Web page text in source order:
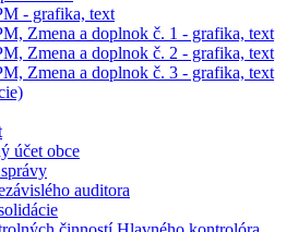
- grafika, text
Zmena a doplnok č. 1 - grafika, text
Zmena a doplnok č. 2 - grafika, text
Zmena a doplnok č. 3 - grafika, text
účet obce
auditora